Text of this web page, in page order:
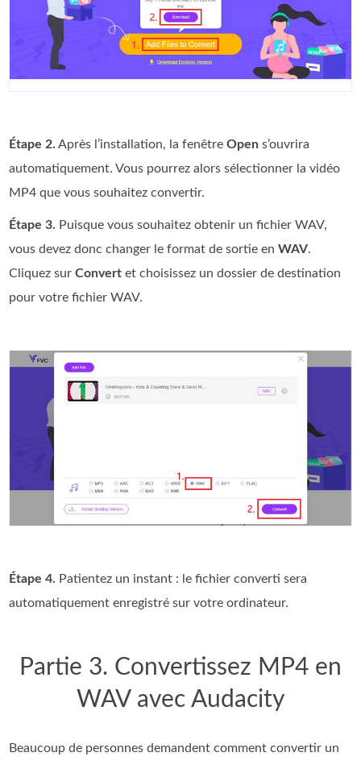
Étape 2. Après l’installation, la fenêtreOpen s’ouvrira
automatiquement. Vous pourrez alors sélectionner la vidéo
MP4 que vous souhaitez convertir.
Étape 3. Puisque vous souhaitez obtenir un fichier WAV,
vous devez donc changer le format de sortie enWAV.
Cliquez surConvert et choisissez un dossier de destination
pour votre fichier WAV.
Étape 4. Patientez un instant : le fichier converti sera
automatiquement enregistré sur votre ordinateur.
Partie 3. Convertissez MP4 en
WAV avec Audacity
Beaucoup de personnes demandent comment convertir un